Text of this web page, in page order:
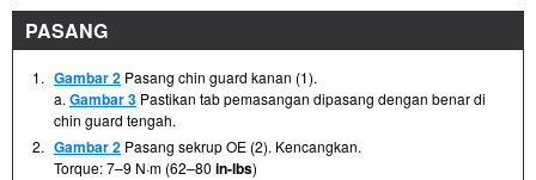
PASANG
1. Gambar 2 Pasang chin guard kanan (1).
a. Gambar 3 Pastikan tab pemasangan dipasang dengan benar di
chin guard tengah.
2. Gambar 2 Pasang sekrup OE (2). Kencangkan.
Torque: 7–9 N·m (62–80 in-lbs)